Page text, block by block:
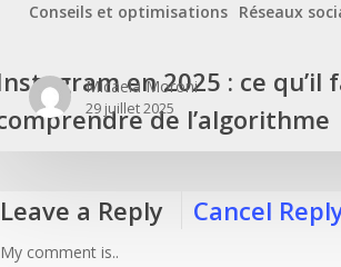
Conseils et optimisations
Réseaux
en 2025 : ce
de l’algorithme
Micaela Moroni
29 juillet 2025
Leave a Reply Cancel
My comment is..